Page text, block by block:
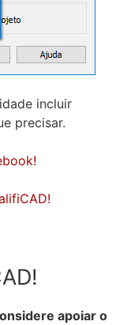
incluir
precisar.
apoiar o